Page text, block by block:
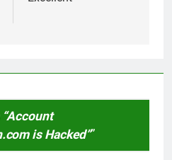
is Hacked””